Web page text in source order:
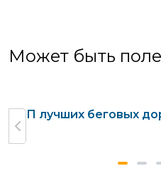
Может быть
ТОП лучших беговых